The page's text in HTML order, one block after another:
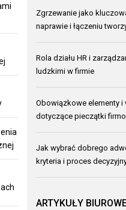
Zgrzewanie jako
naprawie i łączeniu
Rola działu HR i
ludzkimi w firmie
Obowiązkowe elementy i
dotyczące pieczątki
Jak wybrać dobrego
kryteria i proces
ARTYKUŁY